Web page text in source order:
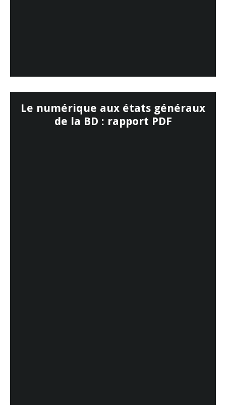
Le numérique aux états généraux
de la BD : rapport PDF